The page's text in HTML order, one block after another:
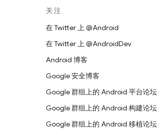
关注
在 Twitter 上 @Android
在 Twitter 上 @AndroidDev
Android 博客
Google 安全博客
Google 群组上的 Android 平台论坛
Google 群组上的 Android 构建论坛
Google 群组上的 Android 移植论坛